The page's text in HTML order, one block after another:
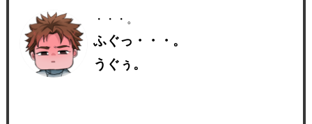
・・・。
ふぐっ・・・。
うぐぅ。